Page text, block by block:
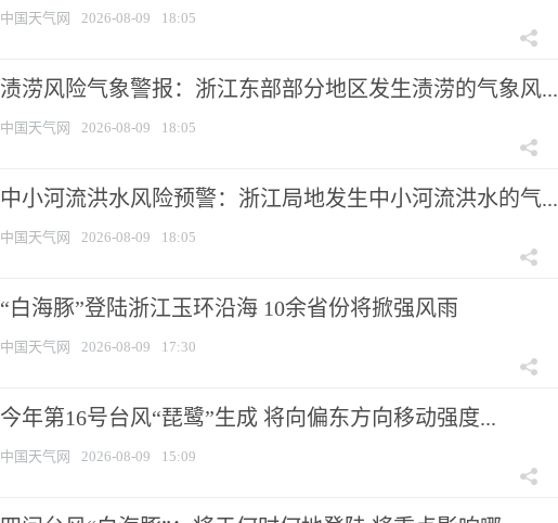
中国天气网 2026-08-09 18:05
渍涝风险气象警报：浙江东部部分地区发生渍涝的气象风...
中国天气网 2026-08-09 18:05
中小河流洪水风险预警：浙江局地发生中小河流洪水的气...
中国天气网 2026-08-09 18:05
“白海豚”登陆浙江玉环沿海 10余省份将掀强风雨
中国天气网 2026-08-09 17:30
今年第16号台风“琵鹭”生成 将向偏东方向移动强度...
中国天气网 2026-08-09 15:09